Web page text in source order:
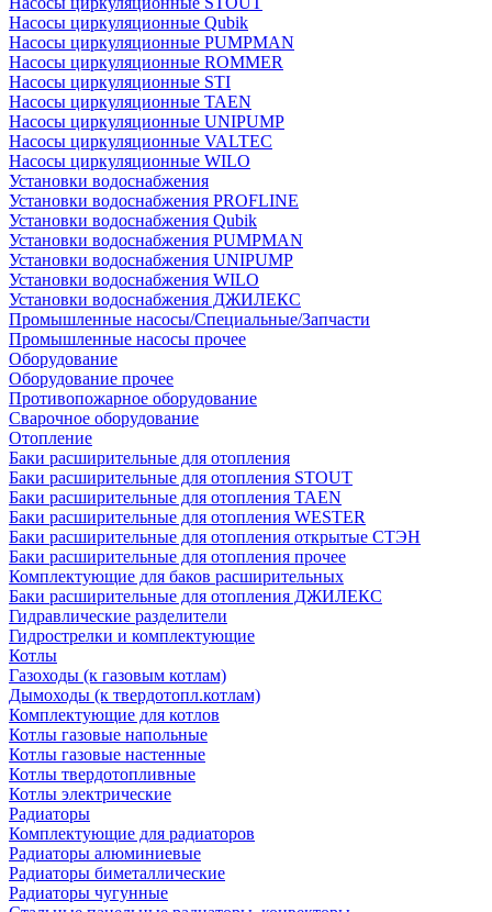
Насосы циркуляционные Qubik
Насосы циркуляционные PUMPMAN
Насосы циркуляционные ROMMER
Насосы циркуляционные STI
Насосы циркуляционные TAEN
Насосы циркуляционные UNIPUMP
Насосы циркуляционные VALTEC
Насосы циркуляционные WILO
Установки водоснабжения
Установки водоснабжения PROFLINE
Установки водоснабжения Qubik
Установки водоснабжения PUMPMAN
Установки водоснабжения UNIPUMP
Установки водоснабжения WILO
Установки водоснабжения ДЖИЛЕКС
Промышленные насосы/Специальные/Запчасти
Промышленные насосы прочее
Оборудование
Оборудование прочее
Противопожарное оборудование
Сварочное оборудование
Отопление
Баки расширительные для отопления
Баки расширительные для отопления STOUT
Баки расширительные для отопления TAEN
Баки расширительные для отопления WESTER
Баки расширительные для отопления открытые СТЭН
Баки расширительные для отопления прочее
Комплектующие для баков расширительных
Баки расширительные для отопления ДЖИЛЕКС
Гидравлические разделители
Гидрострелки и комплектующие
Котлы
Газоходы (к газовым котлам)
Дымоходы (к твердотопл.котлам)
Комплектующие для котлов
Котлы газовые напольные
Котлы газовые настенные
Котлы твердотопливные
Котлы электрические
Радиаторы
Комплектующие для радиаторов
Радиаторы алюминиевые
Радиаторы биметаллические
Радиаторы чугунные